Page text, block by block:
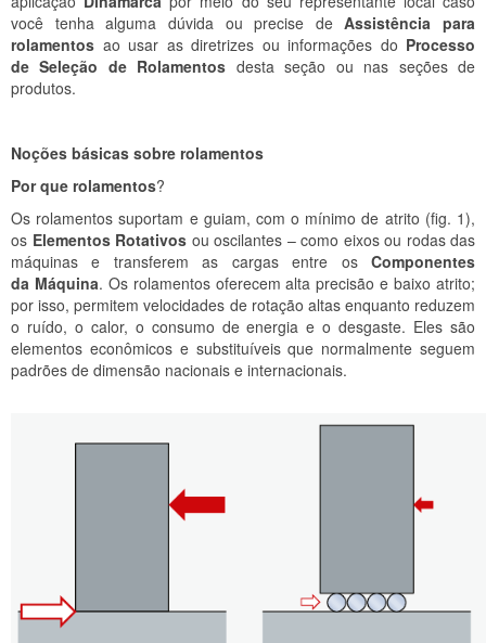
você tenha alguma dúvida ou precise deAssistência para
rolamentos ao usar as diretrizes ou informações do Processo
de Seleção de Rolamentos desta seção ou nas seções de
produtos.
Noções básicas sobre rolamentos
Por que rolamentos?
Os rolamentos suportam e guiam, com o mínimo de atrito (fig. 1),
os Elementos Rotativos ou oscilantes – como eixos ou rodas das
máquinas e transferem as cargas entre osComponentes
da Máquina. Os rolamentos oferecem alta precisão e baixo atrito;
por isso, permitem velocidades de rotação altas enquanto reduzem
o ruído, o calor, o consumo de energia e o desgaste. Eles são
elementos econômicos e substituíveis que normalmente seguem
padrões de dimensão nacionais e internacionais.